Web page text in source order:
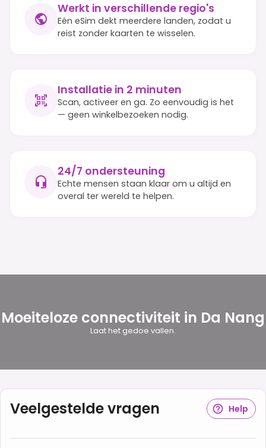
Werkt in verschillende regio's
Eén eSim dekt meerdere landen, zodat u
reist zonder kaarten te wisselen.
Installatie in 2 minuten
Scan, activeer en ga. Zo eenvoudig is het
— geen winkelbezoeken nodig.
24/7 ondersteuning
Echte mensen staan klaar om u altijd en
overal ter wereld te helpen.
Moeiteloze connectiviteit in Da Nang
Laat het gedoe vallen.
Veelgestelde vragen Help